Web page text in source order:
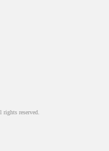
reserved.